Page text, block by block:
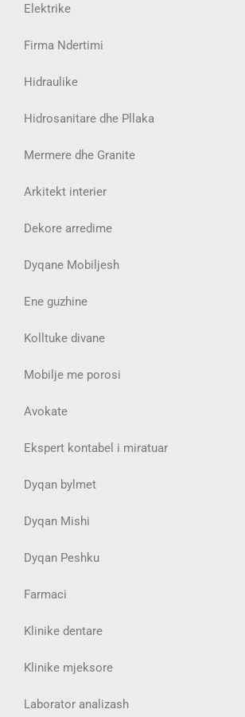
Elektrike
Firma Ndertimi
Hidraulike
Hidrosanitare dhe Pllaka
Mermere dhe Granite
Arkitekt interier
Dekore arredime
Dyqane Mobiljesh
Ene guzhine
Kolltuke divane
Mobilje me porosi
Avokate
Ekspert kontabel i miratuar
Dyqan bylmet
Dyqan Mishi
Dyqan Peshku
Farmaci
Klinike dentare
Klinike mjeksore
Laborator analizash